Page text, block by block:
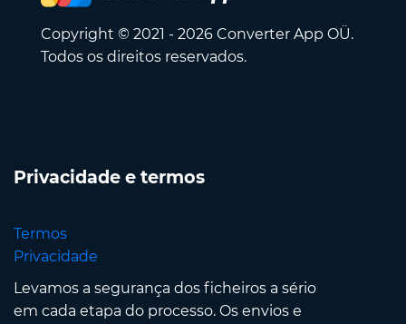
Copyright © 2021 - 2026 Converter App OÜ.
Todos os direitos reservados.
Privacidade e termos
Termos
Privacidade
Levamos a segurança dos ficheiros a sério
em cada etapa do processo. Os envios e